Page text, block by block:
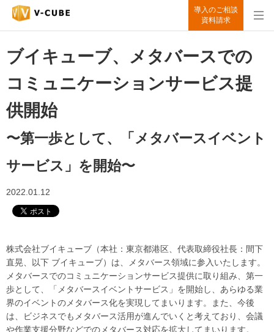
導入のご相談
資料請求
ブイキューブ、メタバースでの
コミュニケーションサービス提
供開始
〜第一歩として、「メタバースイベント
サービス」を開始〜
2022.01.12
株式会社ブイキューブ（本社：東京都港区、代表取締役社長：間下
直晃、以下 ブイキューブ）は、メタバース領域に参入いたします。
メタバースでのコミュニケーションサービス提供に取り組み、第一
歩として、「メタバースイベントサービス」を開始し、あらゆる業
界のイベントのメタバース化を実現してまいります。また、今後
は、ビジネスでもメタバース活用が進んでいくと考えており、会議
や作業支援分野などでのメタバース対応を拡大してまいります。